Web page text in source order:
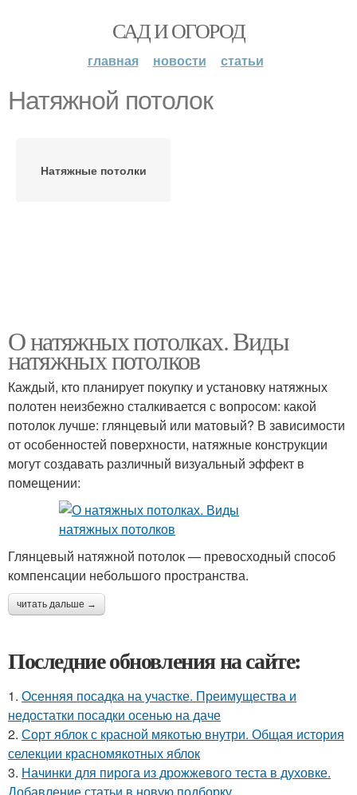
САД И ОГОРОД
главная новости статьи
Натяжной потолок
Натяжные потолки
О натяжных потолках. Виды
натяжных потолков
Каждый, кто планирует покупку и установку натяжных
полотен неизбежно сталкивается с вопросом: какой
потолок лучше: глянцевый или матовый? В зависимости
от особенностей поверхности, натяжные конструкции
могут создавать различный визуальный эффект в
помещении:
Глянцевый натяжной потолок — превосходный способ
компенсации небольшого пространства.
читать дальше →
Последние обновления на сайте:
1. Осенняя посадка на участке. Преимущества и
недостатки посадки осенью на даче
2. Сорт яблок с красной мякотью внутри. Общая история
селекции красномякотных яблок
3. Начинки для пирога из дрожжевого теста в духовке.